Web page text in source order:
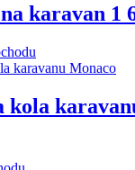
karavan 1
kola